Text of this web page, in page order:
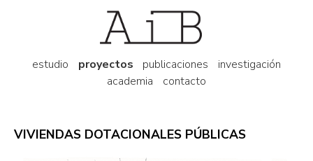
estudio proyectos publicaciones
investigación
academia
contacto
VIVIENDAS DOTACIONALES PÚBLICAS